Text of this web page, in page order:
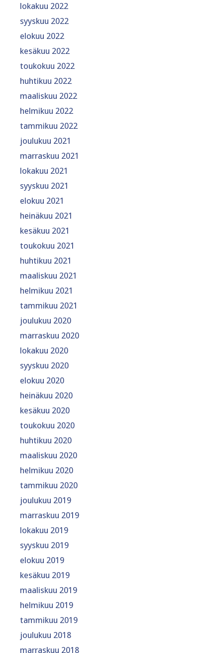
lokakuu 2022
syyskuu 2022
elokuu 2022
kesäkuu 2022
toukokuu 2022
huhtikuu 2022
maaliskuu 2022
helmikuu 2022
tammikuu 2022
joulukuu 2021
marraskuu 2021
lokakuu 2021
syyskuu 2021
elokuu 2021
heinäkuu 2021
kesäkuu 2021
toukokuu 2021
huhtikuu 2021
maaliskuu 2021
helmikuu 2021
tammikuu 2021
joulukuu 2020
marraskuu 2020
lokakuu 2020
syyskuu 2020
elokuu 2020
heinäkuu 2020
kesäkuu 2020
toukokuu 2020
huhtikuu 2020
maaliskuu 2020
helmikuu 2020
tammikuu 2020
joulukuu 2019
marraskuu 2019
lokakuu 2019
syyskuu 2019
elokuu 2019
kesäkuu 2019
maaliskuu 2019
helmikuu 2019
tammikuu 2019
joulukuu 2018
marraskuu 2018